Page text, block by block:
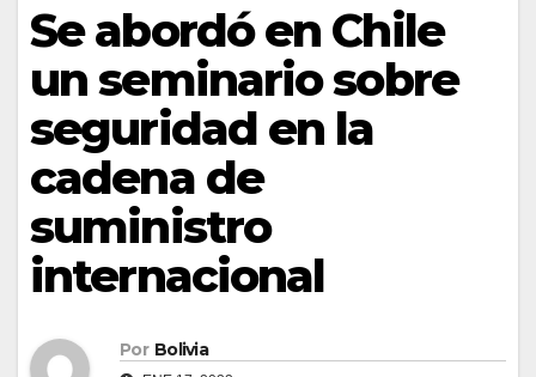
Se abordó en Chile
un seminario sobre
seguridad en la
cadena de
suministro
internacional
Por Bolivia